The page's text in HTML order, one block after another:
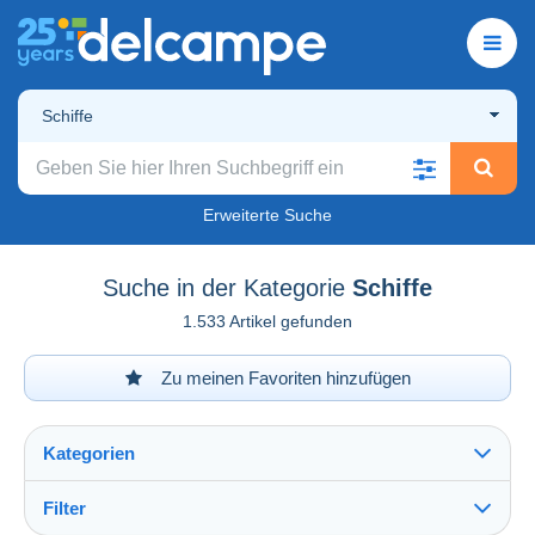
Schiffe
Erweiterte Suche
Suche in der Kategorie Schiffe
1.533 Artikel gefunden
Zu meinen Favoriten hinzufügen
Kategorien
Filter